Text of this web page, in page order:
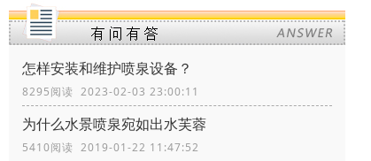
怎样安装和维护喷泉设备？
8295阅读 2023-02-03 23:00:11
为什么水景喷泉宛如出水芙蓉
5410阅读 2019-01-22 11:47:52